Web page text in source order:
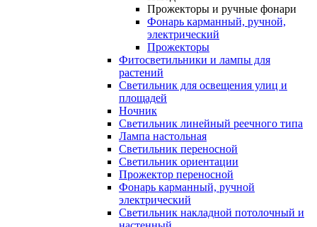
Прожекторы и ручные фонари
Фонарь карманный, ручной,
электрический
Прожекторы
Фитосветильники и лампы для
растений
Светильник для освещения улиц и
площадей
Ночник
Светильник линейный реечного типа
Лампа настольная
Светильник переносной
Светильник ориентации
Прожектор переносной
Фонарь карманный, ручной
электрический
Светильник накладной потолочный и